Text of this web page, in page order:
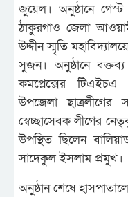
জুয়েল। অনুষ্ঠানে
ঠাকুরগাও জেলা
উদ্দীন স্মৃতি
সুজন। অনুষ্ঠানে বক্তব্য
কমপ্লেক্সের
উপজেলা
স্বেচ্ছাসেবক লীগের
উপস্থিত ছিলেন
সাদেকুল ইসলাম প্রমুখ।
অনুষ্ঠান শেষে